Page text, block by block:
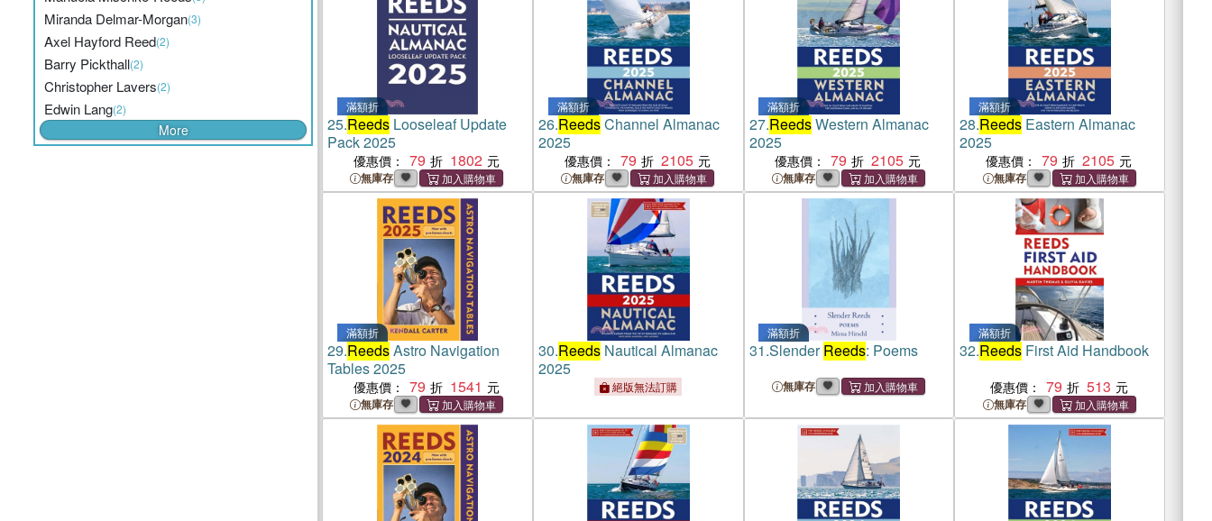
Miranda Delmar-Morgan(3)
Axel Hayford Reed(2)
Barry Pickthall(2)
Christopher Lavers(2)
Edwin Lang(2)
More
滿額折
25.Reeds Looseleaf Update
Pack 2025
優惠價： 79 1802
無庫存
滿額折
26.ReedsChannel Almanac
2025
優惠價： 79 2105
無庫存
滿額折
27.ReedsWestern Almanac
2025
優惠價： 79 2105
無庫存
滿額折
28.Reeds Eastern Almanac
2025
優惠價： 79 2105
無庫存
滿額折
29.ReedsAstro Navigation
Tables 2025
優惠價： 79 1541
無庫存
30.ReedsNautical Almanac
2025
絕版無法訂購
滿額折
31.SlenderReeds: Poems
無庫存
滿額折
32.Reeds First Aid Handbook
優惠價： 79 513
無庫存